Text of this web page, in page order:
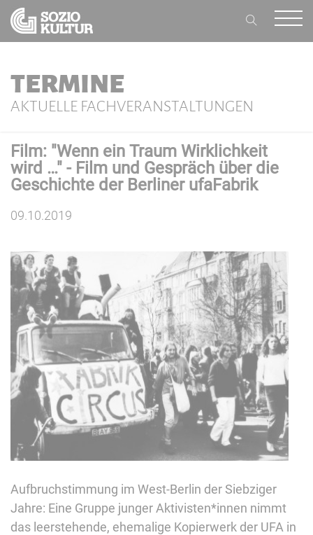
TERMINE
AKTUELLE FACHVERANSTALTUNGEN
Film: "Wenn ein Traum Wirklichkeit
wird …" - Film und Gespräch über die
Geschichte der Berliner ufaFabrik
09.10.2019
Aufbruchstimmung im West-Berlin der Siebziger
Jahre: Eine Gruppe junger Aktivisten*innen nimmt
das leerstehende, ehemalige Kopierwerk der UFA in